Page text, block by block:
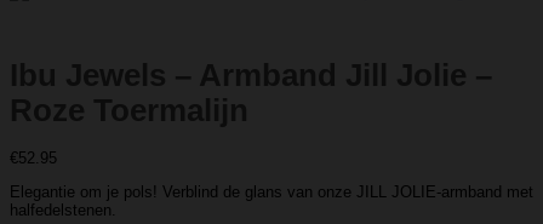
Ibu Jewels – Armband Jill Jolie –
Roze Toermalijn
€52.95
Elegantie om je pols! Verblind de glans van onze JILL JOLIE-armband met
halfedelstenen.